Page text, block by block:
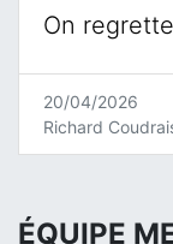
On
20/04/2026
Richard
ÉQUIPE